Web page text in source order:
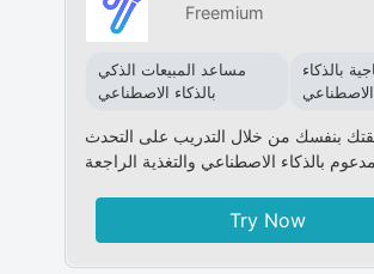
Freemium
مساعد المبيعات الذكي
بالذكاء الاصطناعي
بالذكاء
الاصطناعي
بنفسك من خلال التدريب على التحدث
Try Now